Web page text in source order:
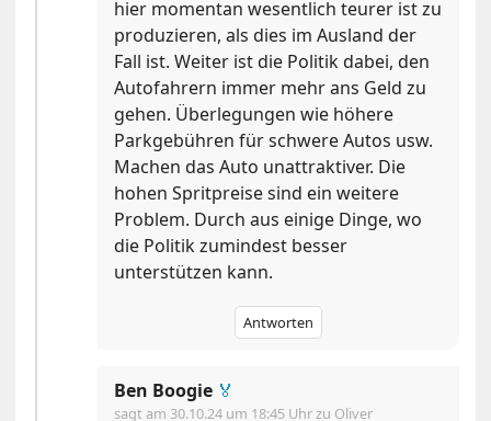
hier momentan wesentlich teurer ist zu
produzieren, als dies im Ausland der
Fall ist. Weiter ist die Politik dabei, den
Autofahrern immer mehr ans Geld zu
gehen. Überlegungen wie höhere
Parkgebühren für schwere Autos usw.
Machen das Auto unattraktiver. Die
hohen Spritpreise sind ein weitere
Problem. Durch aus einige Dinge, wo
die Politik zumindest besser
unterstützen kann.
Antworten
Ben Boogie 🏅
sagt am 30.10.24 um 18:45 Uhrzu Oliver